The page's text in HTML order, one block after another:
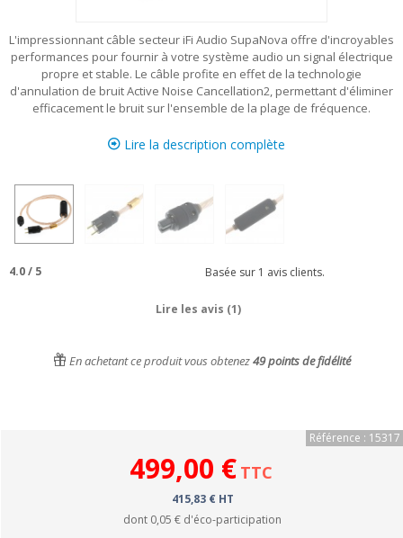
L'impressionnant câble secteur iFi Audio SupaNova offre d'incroyables
performances pour fournir à votre système audio un signal électrique
propre et stable. Le câble profite en effet de la technologie
d'annulation de bruit Active Noise Cancellation2, permettant d'éliminer
efficacement le bruit sur l'ensemble de la plage de fréquence.
Lire la description complète
4.0/ 5 Basée sur 1 avis clients.
Lire les avis (1)
En achetant ce produit vous obtenez49points de fidélité
Référence : 15317
499,00 € TTC
415,83 € HT
dont 0,05 € d'éco-participation